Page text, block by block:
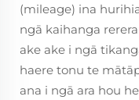
(mileage) ina
ngā kaihanga
ake ake i ngā
haere tonu te
ana i ngā ara hou